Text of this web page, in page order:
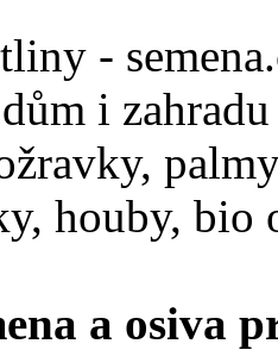
-
i
houby, bio
a osiva